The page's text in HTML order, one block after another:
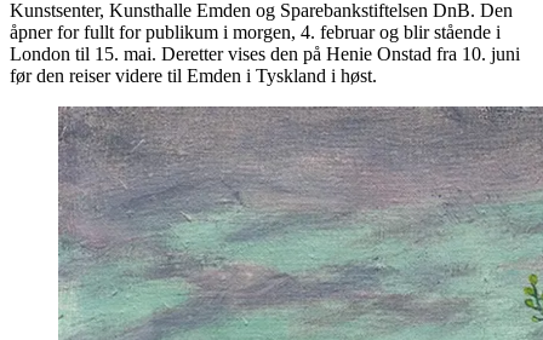
Kunstsenter, Kunsthalle Emden og Sparebankstiftelsen DnB. Den
åpner for fullt for publikum i morgen, 4. februar og blir stående i
London til 15. mai. Deretter vises den på Henie Onstad fra 10. juni
før den reiser videre til Emden i Tyskland i høst.